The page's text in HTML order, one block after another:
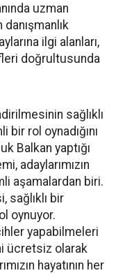
uzman
ilgi alanları,
doğrultusunda
sağlıklı
rol oynadığını
Balkan yaptığı
adaylarımızın
aşamalardan biri.
sağlıklı bir
oynuyor.
yapabilmeleri
ücretsiz olarak
hayatının her